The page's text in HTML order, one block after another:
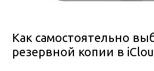
Как самостоятельно
резервной копии в